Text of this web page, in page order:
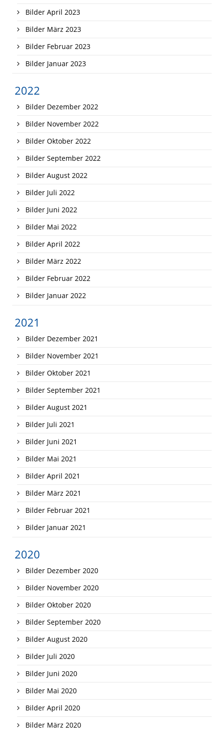
Bilder April 2023
Bilder März 2023
Bilder Februar 2023
Bilder Januar 2023
2022
Bilder Dezember 2022
Bilder November 2022
Bilder Oktober 2022
Bilder September 2022
Bilder August 2022
Bilder Juli 2022
Bilder Juni 2022
Bilder Mai 2022
Bilder April 2022
Bilder März 2022
Bilder Februar 2022
Bilder Januar 2022
2021
Bilder Dezember 2021
Bilder November 2021
Bilder Oktober 2021
Bilder September 2021
Bilder August 2021
Bilder Juli 2021
Bilder Juni 2021
Bilder Mai 2021
Bilder April 2021
Bilder März 2021
Bilder Februar 2021
Bilder Januar 2021
2020
Bilder Dezember 2020
Bilder November 2020
Bilder Oktober 2020
Bilder September 2020
Bilder August 2020
Bilder Juli 2020
Bilder Juni 2020
Bilder Mai 2020
Bilder April 2020
Bilder März 2020